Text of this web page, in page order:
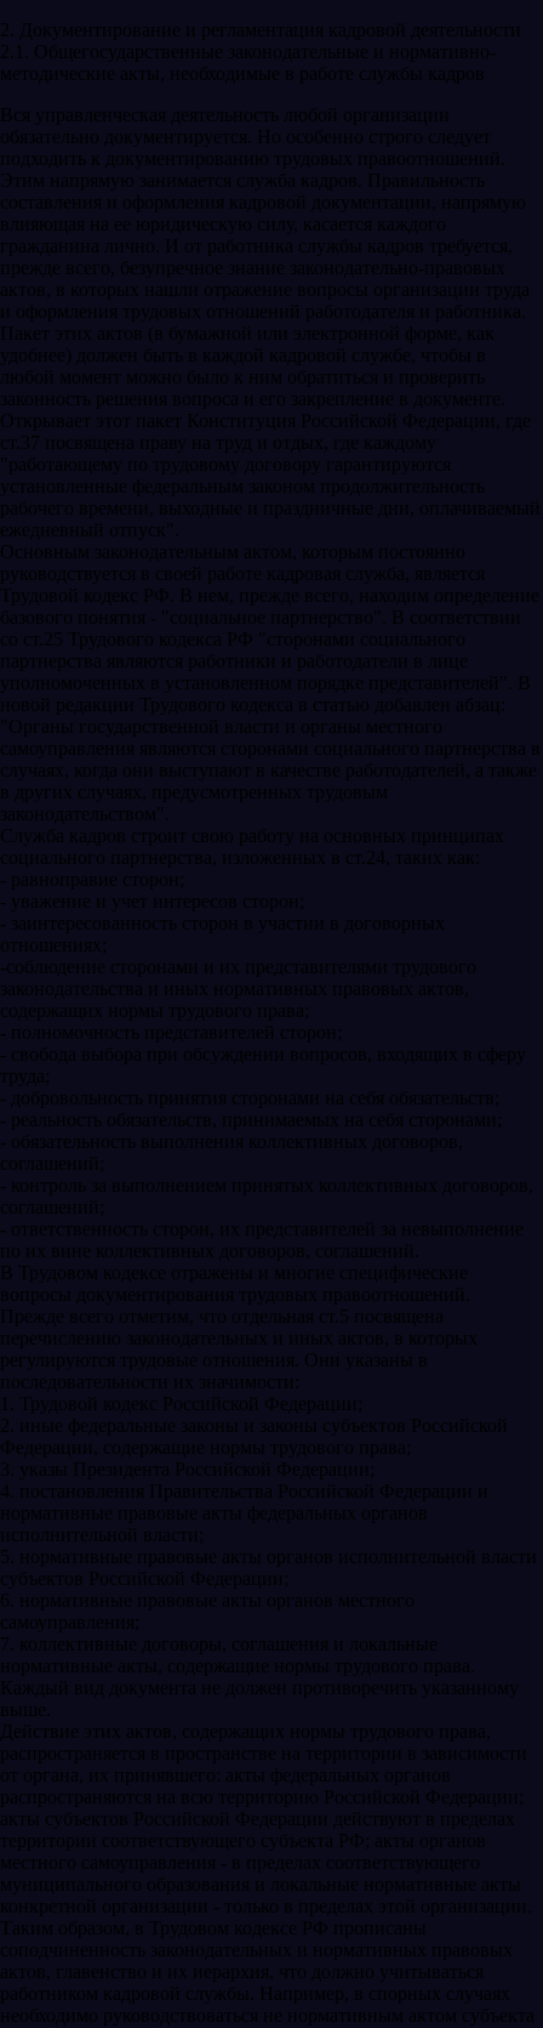
2. Документирование и регламентация кадровой деятельности
2.1. Общегосударственные законодательные и нормативно-
методические акты, необходимые в работе службы кадров
Вся управленческая деятельность любой организации
обязательно документируется. Но особенно строго следует
подходить к документированию трудовых правоотношений.
Этим напрямую занимается служба кадров. Правильность
составления и оформления кадровой документации, напрямую
влияющая на ее юридическую силу, касается каждого
гражданина лично. И от работника службы кадров требуется,
прежде всего, безупречное знание законодательно-правовых
актов, в которых нашли отражение вопросы организации труда
и оформления трудовых отношений работодателя и работника.
Пакет этих актов (в бумажной или электронной форме, как
удобнее) должен быть в каждой кадровой службе, чтобы в
любой момент можно было к ним обратиться и проверить
законность решения вопроса и его закрепление в документе.
Открывает этот пакет Конституция Российской Федерации, где
ст.37 посвящена праву на труд и отдых, где каждому
"работающему по трудовому договору гарантируются
установленные федеральным законом продолжительность
рабочего времени, выходные и праздничные дни, оплачиваемый
ежедневный отпуск".
Основным законодательным актом, которым постоянно
руководствуется в своей работе кадровая служба, является
Трудовой кодекс РФ. В нем, прежде всего, находим определение
базового понятия - "социальное партнерство". В соответствии
со ст.25 Трудового кодекса РФ "сторонами социального
партнерства являются работники и работодатели в лице
уполномоченных в установленном порядке представителей". В
новой редакции Трудового кодекса в статью добавлен абзац:
"Органы государственной власти и органы местного
самоуправления являются сторонами социального партнерства в
случаях, когда они выступают в качестве работодателей, а также
в других случаях, предусмотренных трудовым
законодательством".
Служба кадров строит свою работу на основных принципах
социального партнерства, изложенных в ст.24, таких как:
- равноправие сторон;
- уважение и учет интересов сторон;
- заинтересованность сторон в участии в договорных
отношениях;
-соблюдение сторонами и их представителями трудового
законодательства и иных нормативных правовых актов,
содержащих нормы трудового права;
- полномочность представителей сторон;
- свобода выбора при обсуждении вопросов, входящих в сферу
труда;
- добровольность принятия сторонами на себя обязательств;
- реальность обязательств, принимаемых на себя сторонами;
- обязательность выполнения коллективных договоров,
соглашений;
- контроль за выполнением принятых коллективных договоров,
соглашений;
- ответственность сторон, их представителей за невыполнение
по их вине коллективных договоров, соглашений.
В Трудовом кодексе отражены и многие специфические
вопросы документирования трудовых правоотношений.
Прежде всего отметим, что отдельная ст.5 посвящена
перечислению законодательных и иных актов, в которых
регулируются трудовые отношения. Они указаны в
последовательности их значимости:
1. Трудовой кодекс Российской Федерации;
2. иные федеральные законы и законы субъектов Российской
Федерации, содержащие нормы трудового права;
3. указы Президента Российской Федерации;
4. постановления Правительства Российской Федерации и
нормативные правовые акты федеральных органов
исполнительной власти;
5. нормативные правовые акты органов исполнительной власти
субъектов Российской Федерации;
6. нормативные правовые акты органов местного
самоуправления;
7. коллективные договоры, соглашения и локальные
нормативные акты, содержащие нормы трудового права.
Каждый вид документа не должен противоречить указанному
выше.
Действие этих актов, содержащих нормы трудового права,
распространяется в пространстве на территории в зависимости
от органа, их принявшего: акты федеральных органов
распространяются на всю территорию Российской Федерации;
акты субъектов Российской Федерации действуют в пределах
территории соответствующего субъекта РФ; акты органов
местного самоуправления - в пределах соответствующего
муниципального образования и локальные нормативные акты
конкретной организации - только в пределах этой организации.
Таким образом, в Трудовом кодексе РФ прописаны
соподчиненность законодательных и нормативных правовых
актов, главенство и их иерархия, что должно учитываться
работником кадровой службы. Например, в спорных случаях
необходимо руководствоваться не нормативным актом субъекта